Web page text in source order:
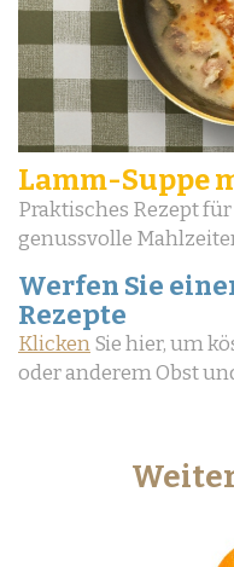
Lamm-Suppe
Praktisches Rezept
genussvolle
Werfen Sie
Rezepte
KlickenSie hier, um
oder anderem Obst